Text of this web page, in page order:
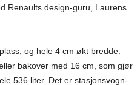
Renaults design-guru, Laurens
og hele 4 cm økt bredde.
bakover med 16 cm, som gjør
536 liter. Det er stasjonsvogn-